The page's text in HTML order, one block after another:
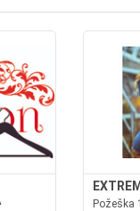
Požeška